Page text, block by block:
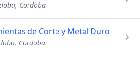
Cordoba
de Corte y Metal Duro
Cordoba